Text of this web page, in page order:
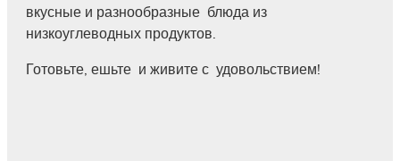
вкусные и разнообразные блюда из
низкоуглеводных продуктов.
Готовьте, ешьте и живите с удовольствием!